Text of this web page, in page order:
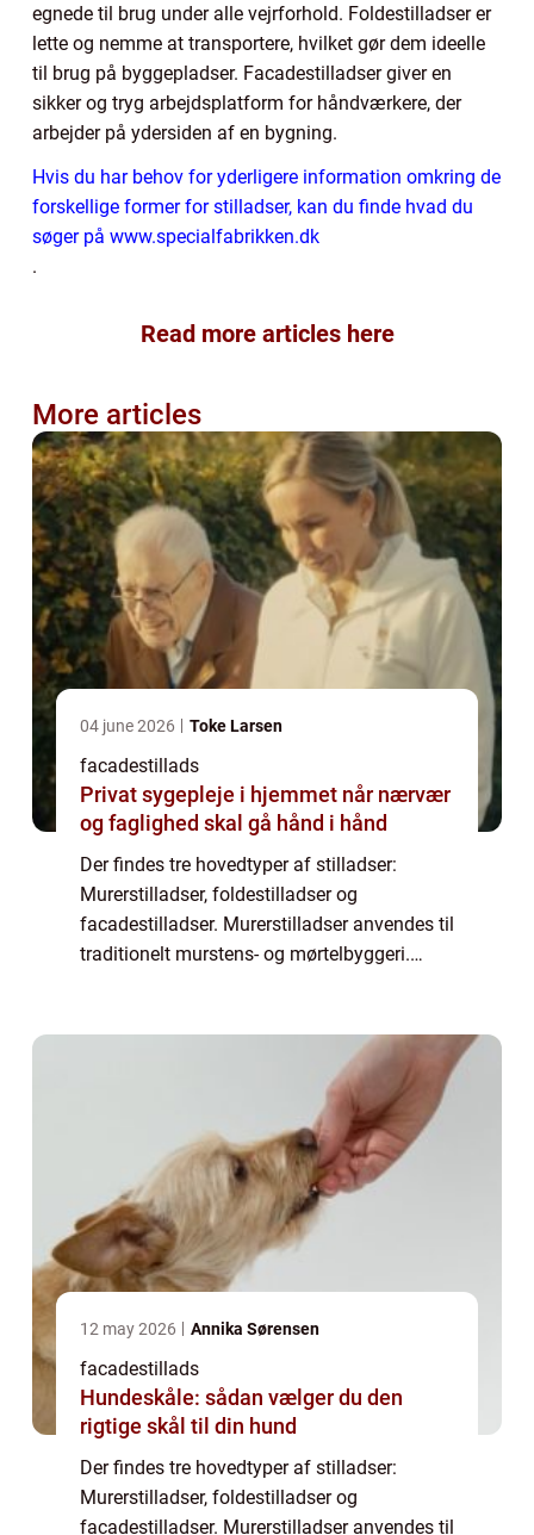
egnede til brug under alle vejrforhold. Foldestilladser er
lette og nemme at transportere, hvilket gør dem ideelle
til brug på byggepladser. Facadestilladser giver en
sikker og tryg arbejdsplatform for håndværkere, der
arbejder på ydersiden af en bygning.
Hvis du har behov for yderligere information omkring de
forskellige former for stilladser, kan du finde hvad du
søger på www.specialfabrikken.dk
.
Read more articles here
More articles
04 june 2026 Toke Larsen
facadestillads
Privat sygepleje i hjemmet når nærvær
og faglighed skal gå hånd i hånd
Der findes tre hovedtyper af stilladser:
Murerstilladser, foldestilladser og
facadestilladser. Murerstilladser anvendes til
traditionelt murstens- og mørtelbyggeri.
12 may 2026 Annika Sørensen
facadestillads
Hundeskåle: sådan vælger du den
rigtige skål til din hund
Der findes tre hovedtyper af stilladser:
Murerstilladser, foldestilladser og
facadestilladser. Murerstilladser anvendes til